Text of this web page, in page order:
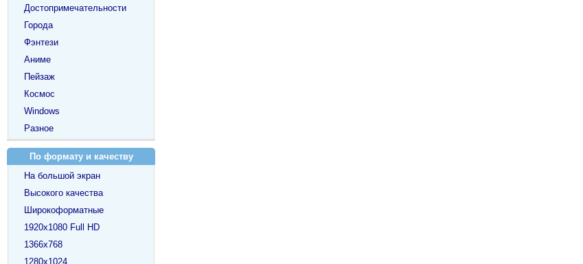
Достопримечательности
Города
Фэнтези
Аниме
Пейзаж
Космос
Windows
Разное
По формату и качеству
На большой экран
Высокого качества
Широкоформатные
1920х1080 Full HD
1366х768
1280х1024